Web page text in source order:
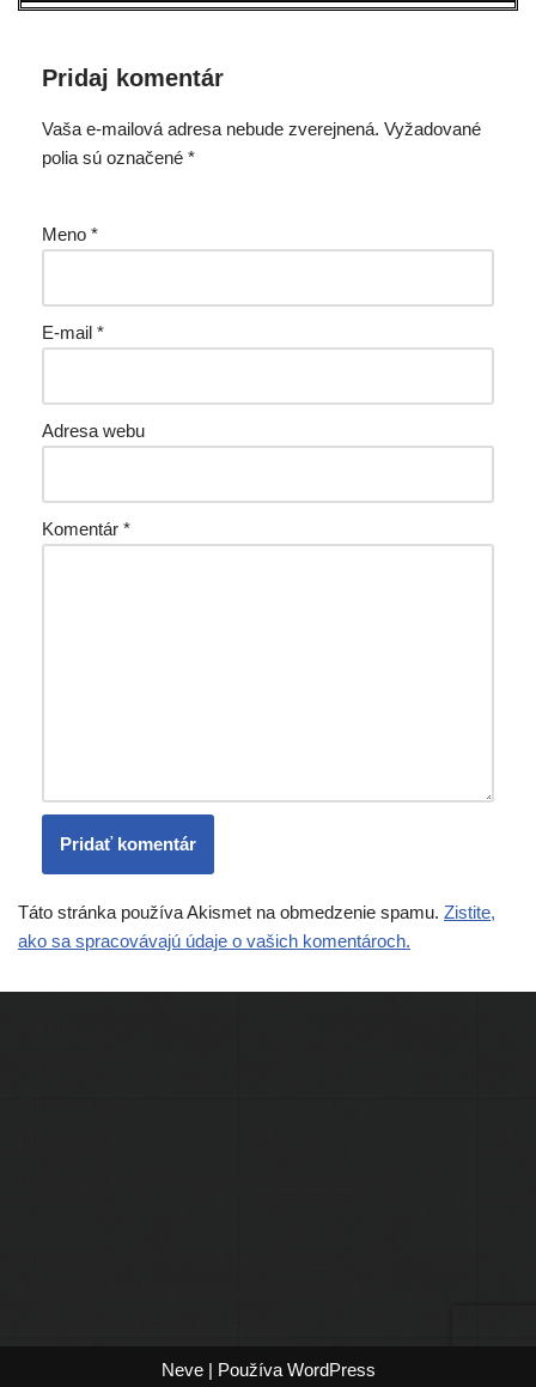
Pridaj komentár
Vaša e-mailová adresa nebude zverejnená. Vyžadované
polia sú označené *
Meno *
E-mail *
Adresa webu
Komentár *
Táto stránka používa Akismet na obmedzenie spamu. Zistite,
ako sa spracovávajú údaje o vašich komentároch.
Neve| Používa WordPress